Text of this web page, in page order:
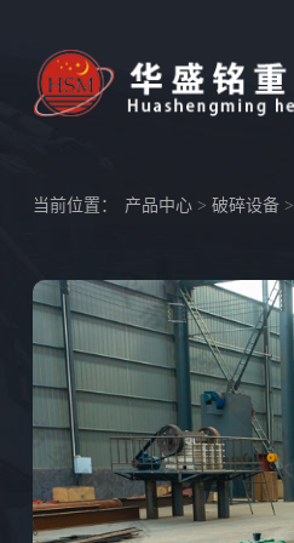
当前位置： 产品中心> 破碎设备>